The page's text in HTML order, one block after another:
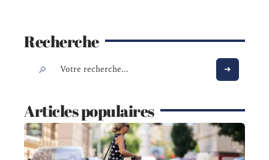
Recherche
Articles populaires